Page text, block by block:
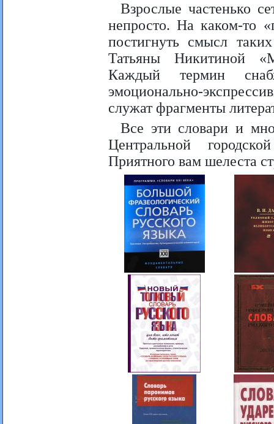
Взрослые частенько
непросто. На каком-то
постигнуть смысл
Татьяны Никитиной
Каждый термин
эмоционально-
служат фрагменты
Все эти словари и
Центральной
Приятного вам шелеста